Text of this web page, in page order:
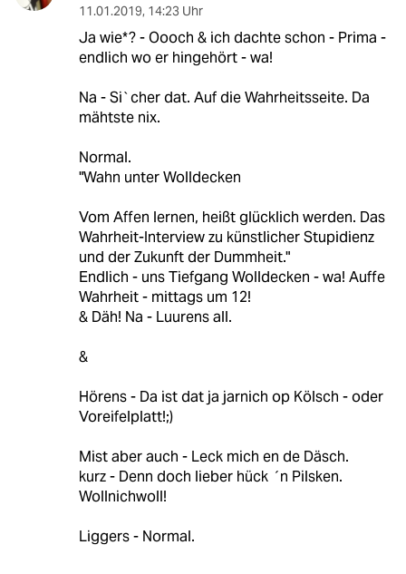
11.01.2019, 14:23 Uhr
Ja wie*? - Oooch & ich dachte schon - Prima -
endlich wo er hingehört - wa!
Na - Si`cher dat. Auf die Wahrheitsseite. Da
mähtste nix.
Normal.
"Wahn unter Wolldecken
Vom Affen lernen, heißt glücklich werden. Das
Wahrheit-Interview zu künstlicher Stupidienz
und der Zukunft der Dummheit."
Endlich - uns Tiefgang Wolldecken - wa! Auffe
Wahrheit - mittags um 12!
& Däh! Na - Luurens all.
&
Hörens - Da ist dat ja jarnich op Kölsch - oder
Voreifelplatt!;)
Mist aber auch - Leck mich en de Däsch.
kurz - Denn doch lieber hück ´n Pilsken.
Wollnichwoll!
Liggers - Normal.